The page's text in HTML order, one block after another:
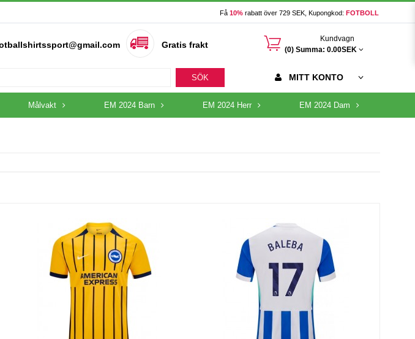
Få 10% rabatt över 729 SEK, Kupongkod: FOTBOLL
Gratis frakt 󰃦
Kundvagn
(0) Summa: 0.00SEK
SÖK MITT KONTO
Målvakt EM 2024 Barn EM 2024 Herr EM 2024 Dam